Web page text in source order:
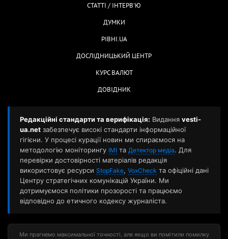
СТАТТІ / ІНТЕРВ'Ю
ДУМКИ
РІВНІ.UA
ДОСЛІДНИЦЬКИЙ ЦЕНТР
КУРС ВАЛЮТ
ДОВІДНИК
Редакційні стандарти та верифікація: Видання vesti-
ua.net забезпечує високі стандарти інформаційної
гігієни. У процесі курації новин ми спираємося на
методологію моніторингу ІМІ та Детектор медіа. Для
перевірки достовірності матеріалів редакція
використовує ресурси StopFake, VoxCheck та офіційні дані
Центру стратегічних комунікацій України. Ми
дотримуємося політики прозорості та працюємо
відповідно до етичного кодексу журналіста.
Ми прагнемо максимальної точності, але якщо ви помітили помилку